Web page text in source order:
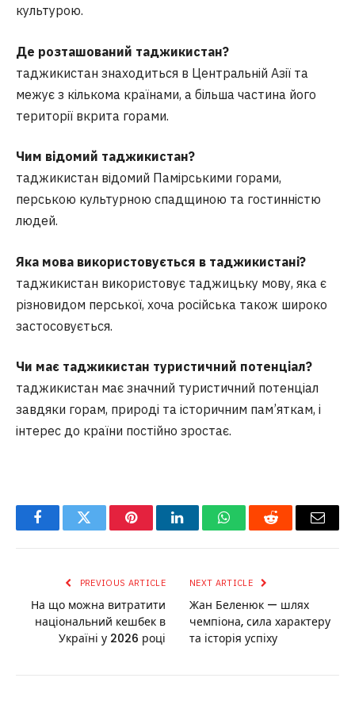
культурою.
Де розташований таджикистан?
таджикистан знаходиться в Центральній Азії та
межує з кількома країнами, а більша частина його
території вкрита горами.
Чим відомий таджикистан?
таджикистан відомий Памірськими горами,
перською культурною спадщиною та гостинністю
людей.
Яка мова використовується в таджикистані?
таджикистан використовує таджицьку мову, яка є
різновидом перської, хоча російська також широко
застосовується.
Чи має таджикистан туристичний потенціал?
таджикистан має значний туристичний потенціал
завдяки горам, природі та історичним пам’яткам, і
інтерес до країни постійно зростає.
FacebookTwitter PinterestLinkedInWhatsAppReddit Email
PREVIOUS ARTICLE
На що можна витратити
національний кешбек в
Україні у 2026 році
NEXT ARTICLE
Жан Беленюк — шлях
чемпіона, сила характеру
та історія успіху